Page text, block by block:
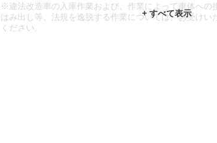
※違法改造車の入庫作業および、作業によって車体への
はみ出し等、法規を逸脱する作業については、お受けい
ください。